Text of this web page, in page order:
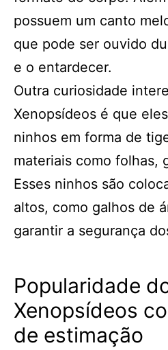
possuem um canto
que pode ser ouvido
e o entardecer.
Outra curiosidade
Xenopsídeos é que
ninhos em forma de
materiais como folhas,
Esses ninhos são
altos, como galhos de
garantir a segurança
Popularidade
Xenopsídeos
de estimação